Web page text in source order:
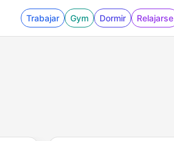
Trabajar Gym Dormir Relajarse